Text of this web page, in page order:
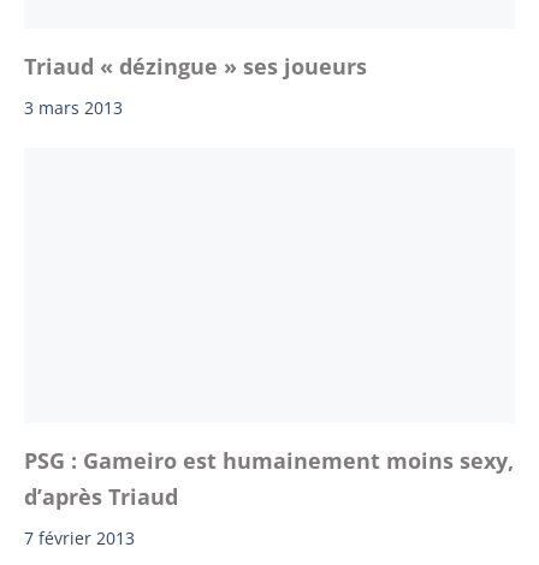
Triaud « dézingue » ses joueurs
3 mars 2013
PSG : Gameiro est humainement moins sexy,
d’après Triaud
7 février 2013